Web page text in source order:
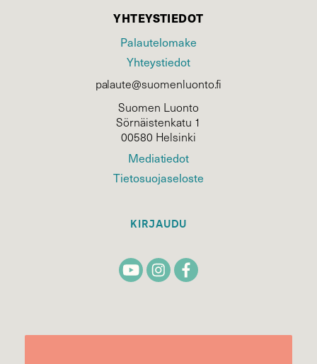
YHTEYSTIEDOT
Palautelomake
Yhteystiedot
palaute@suomenluonto.fi
Suomen Luonto
Sörnäistenkatu 1
00580 Helsinki
Mediatiedot
Tietosuojaseloste
KIRJAUDU